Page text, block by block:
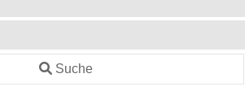
Suche